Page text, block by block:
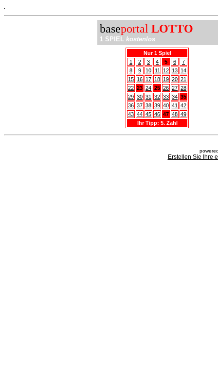
baseportal LOTTO
1 SPIEL kostenlos
Nur 1 Spiel
1
2 3 4 5 6
7
8
9 10 11 12 13 14
15 16 17 18 19 20 21
22 23 24 25 26 27 28
29 30 31 32 33 34 35
36 37 38 39 40 41
42
43 44 45 46 47 48 49
Ihr Tipp: 5. Zahl
Erstellen Sie Ihre